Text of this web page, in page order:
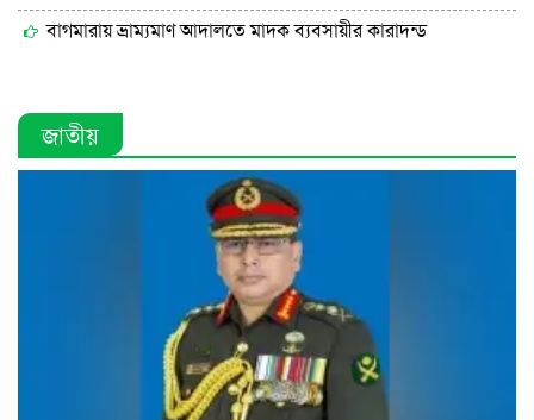
বাগমারায় ভ্রাম্যমাণ আদালতে মাদক ব্যবসায়ীর কারাদন্ড
জাতীয়